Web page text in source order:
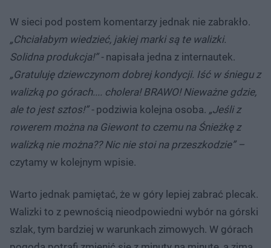
W sieci pod postem komentarzy jednak nie zabrakło.
„Chciałabym wiedzieć, jakiej marki są te walizki.
Solidna produkcja!” -napisała jedna z internautek.
„Gratuluję dziewczynom dobrej kondycji. Iść w śniegu z
walizką po górach.... cholera! BRAWO! Nieważne gdzie,
ale to jest sztos!” -podziwia kolejna osoba. „Jeśli z
rowerem można na Giewont to czemu na Śnieżkę z
walizką nie można?? Nic nie stoi na przeszkodzie” –
czytamy w kolejnym wpisie.
Warto jednak pamiętać, że w góry lepiej zabrać plecak.
Walizki to z pewnością nieodpowiedni wybór na górski
szlak, tym bardziej w warunkach zimowych. W górach